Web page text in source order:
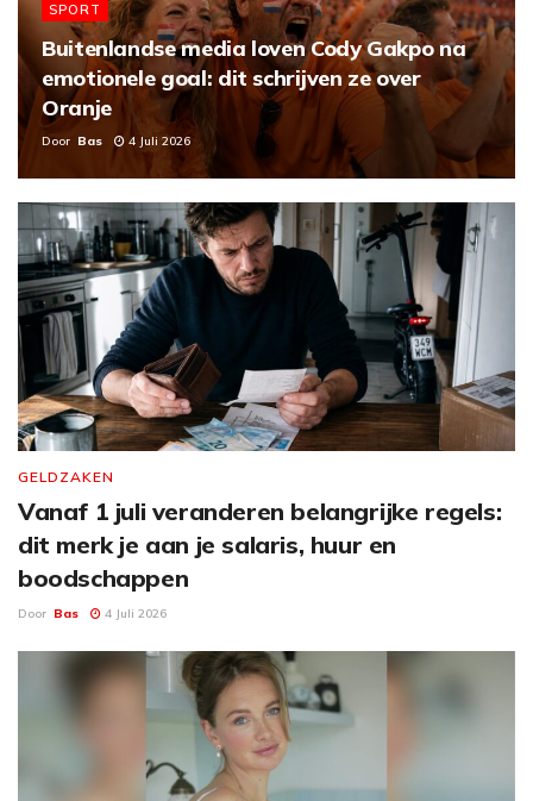
SPORT
Buitenlandse media loven Cody Gakpo na
emotionele goal: dit schrijven ze over
Oranje
Door Bas 4 Juli 2026
GELDZAKEN
Vanaf 1 juli veranderen belangrijke regels:
dit merk je aan je salaris, huur en
boodschappen
Door Bas 4 Juli 2026